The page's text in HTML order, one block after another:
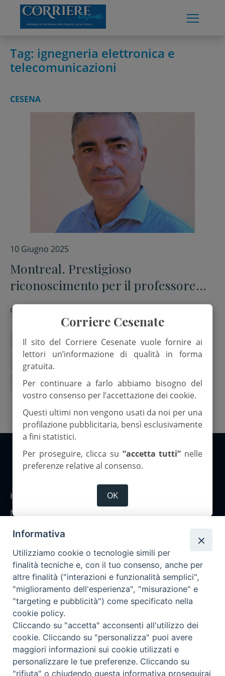
content
Tag: ignegneria elettronica e
telecomunicazioni
CESENA
10 Giugno 2025
Montreal. Prestigioso
riconoscimento per il professore
del Campus cesenate Davide
Dardari
di
Campus Cesena
ignegneria elettronica e telecomunicazioni
Ricerca
Copyright 2026 ©Corriere Cesenate
Home
Notizie
Rubriche
Chi siamo
Come abbonarsi
Contatti
Corriere Cesenate
Il sito del Corriere Cesenate vuole fornire ai
lettori un’informazione di qualità in forma
gratuita.
Per continuare a farlo abbiamo bisogno del
vostro consenso per l’accettazione dei cookie.
Questi ultimi non vengono usati da noi per una
profilazione pubblicitaria, bensì esclusivamente
a fini statistici.
Per proseguire, clicca su “accetta tutti” nelle
preferenze relative al consenso.
OK
Informativa
Utilizziamo cookie o tecnologie simili per
finalità tecniche e, con il tuo consenso, anche per
altre finalità ("interazioni e funzionalità semplici",
"miglioramento dell'esperienza", "misurazione" e
"targeting e pubblicità") come specificato nella
cookie policy.
Cliccando su "accetta" acconsenti all'utilizzo dei
cookie. Cliccando su "personalizza" puoi avere
maggiori informazioni sui cookie utilizzati e
personalizzare le tue preferenze. Cliccando su
"rifiuta" o chiudendo questa informativa proseguirai